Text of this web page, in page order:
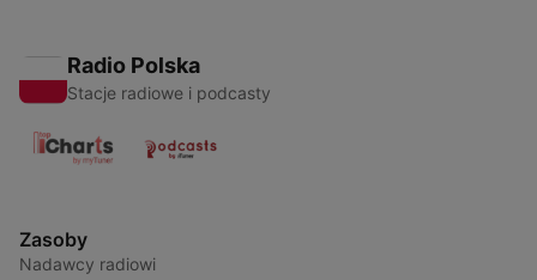
Radio Polska
Stacje radiowe i podcasty
Zasoby
Nadawcy radiowi